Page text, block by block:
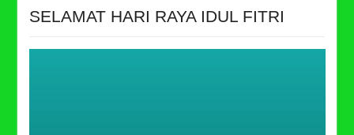
SELAMAT HARI RAYA IDUL FITRI